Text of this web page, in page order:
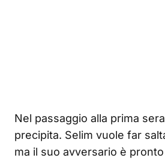
Nel passaggio alla prima
precipita. Selim vuole far
ma il suo avversario è